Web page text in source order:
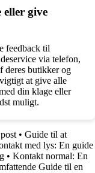
give
feedback til
via telefon,
deres butikker og
at give alle
din klage eller
muligt.
• Guide til at
med lys: En guide
• Kontakt normal: En
Guide til en